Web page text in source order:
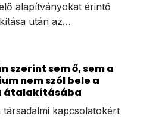
alapítványokat érintő
után az…
szerint sem ő, sem a
nem szól bele a
átalakításába
társadalmi kapcsolatokért